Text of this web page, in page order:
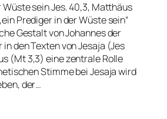
Wüste sein Jes. 40,3, Matthäus
Prediger in der Wüste sein“
Gestalt von Johannes der
den Texten von Jesaja (Jes
(Mt 3,3) eine zentrale Rolle
Stimme bei Jesaja wird
der…